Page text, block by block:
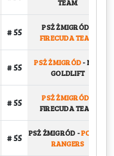
TEAM
# 55 PSŻ ŻMIGRÓD
FIRECUDA TEAM
# 55 PSŻ ŻMIGRÓD-NBK
GOLDLIFT
# 55 PSŻ ŻMIGRÓD
FIRECUDA TEAM
# 55 PSŻ ŻMIGRÓD -POWER
RANGERS